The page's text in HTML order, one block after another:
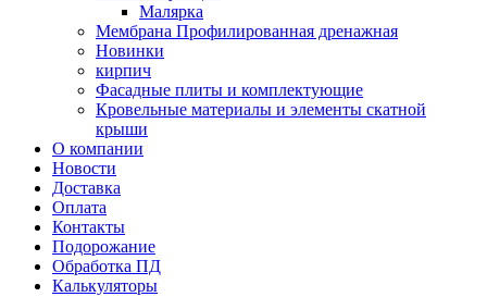
Малярка
Мембрана Профилированная дренажная
Новинки
кирпич
Фасадные плиты и комплектующие
Кровельные материалы и элементы скатной
крыши
О компании
Новости
Доставка
Оплата
Контакты
Подорожание
Обработка ПД
Калькуляторы